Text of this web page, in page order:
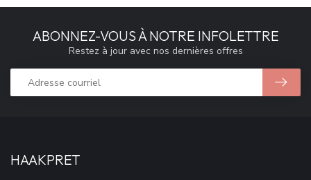
ABONNEZ-VOUS À NOTRE INFOLETTRE
Restez à jour avec nos dernières offres
HAAKPRET